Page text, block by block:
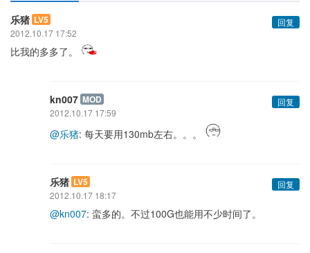
乐猪 LV5
回复
2012.10.17 17:52
比我的多多了。
kn007 MOD
回复
2012.10.17 17:59
@乐猪: 每天要用130mb左右。。。
乐猪 LV5
回复
2012.10.17 18:17
@kn007: 蛮多的。不过100G也能用不少时间了。